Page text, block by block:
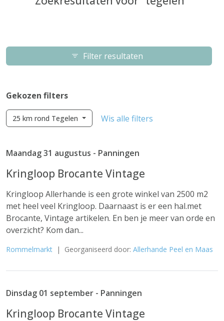
Filter resultaten
Gekozen filters
25 km rond Tegelen Wis alle filters
Maandag 31 augustus - Panningen
Kringloop Brocante Vintage
Kringloop Allerhande is een grote winkel van 2500 m2
met heel veel Kringloop. Daarnaast is er een hal.met
Brocante, Vintage artikelen. En ben je meer van orde en
overzicht? Kom dan...
Rommelmarkt | Georganiseerd door: Allerhande Peel en Maas
Dinsdag 01 september - Panningen
Kringloop Brocante Vintage